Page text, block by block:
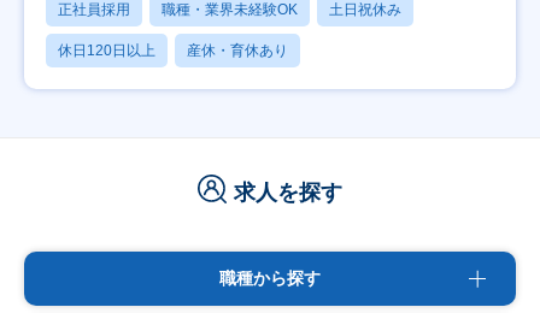
正社員採用 職種・業界未経験OK 土日祝休み
休日120日以上 産休・育休あり
求人を探す
職種から探す